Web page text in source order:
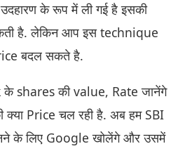
के रूप में ली गई है इसकी
है. लेकिन आप इस technique
बदल सकते है.
shares की value, Rate जानेंगे
Price चल रही है. अब हम SBI
के लिए Google खोलेंगे और उसमें